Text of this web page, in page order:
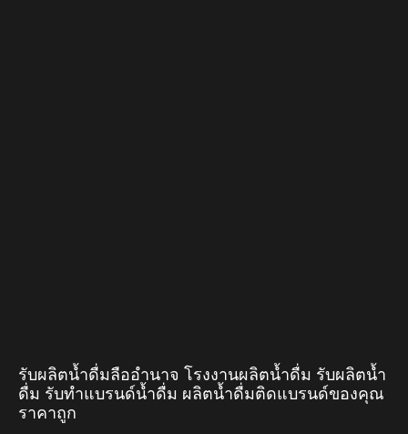
รับผลิตน้ำดื่มลืออำนาจ โรงงานผลิตน้ำดื่ม รับผลิตน้ำ
ดื่ม รับทำแบรนด์น้ำดื่ม ผลิตน้ำดื่มติดแบรนด์ของคุณ
ราคาถูก